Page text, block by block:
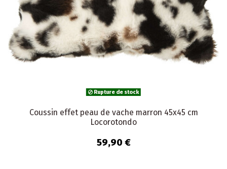
Rupture de stock
Coussin effet peau de vache marron 45x45 cm
Locorotondo
59,90 €